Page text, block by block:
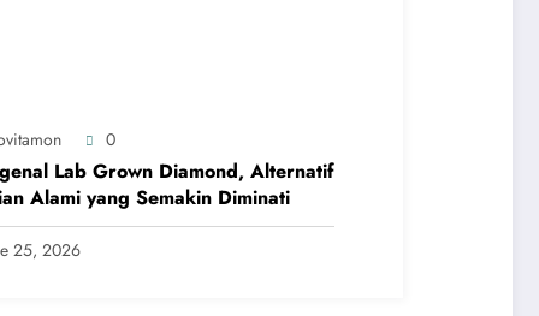
0
Lab Grown Diamond, Alternatif
Alami yang Semakin Diminati
25, 2026